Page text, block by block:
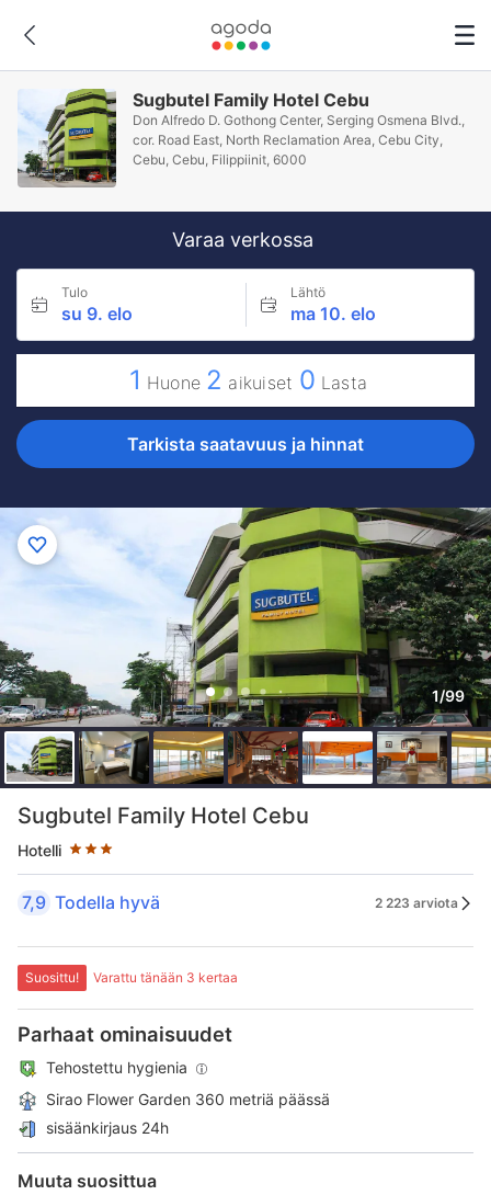
Sugbutel Family Hotel Cebu
Don Alfredo D. Gothong Center, Serging Osmena Blvd.,
cor. Road East, North Reclamation Area, Cebu City,
Cebu, Cebu, Filippiinit, 6000
Varaa verkossa
Tulo
su 9. elo
Lähtö
ma 10. elo
1 Huone 2 aikuiset 0 Lasta
Tarkista saatavuus ja hinnat
1/99
Sugbutel Family Hotel Cebu
Hotelli
Tähtiluokitus 3 tähteä
7,9 Todella hyvä 2 223 arviota
Suosittu! Varattu tänään 3 kertaa
Parhaat ominaisuudet
Tehostettu hygienia
Sirao Flower Garden 360 metriä päässä
sisäänkirjaus 24h
Muuta suosittua